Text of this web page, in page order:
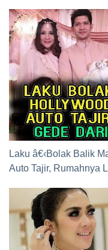
Laku â€‹Bolak Balik
Auto Tajir, Rumahnya